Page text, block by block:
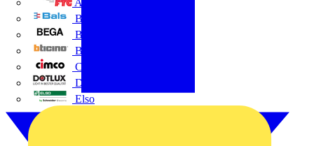
BALS
Bega
Bticino
Cimco
DOTLUX GmbH
Elso